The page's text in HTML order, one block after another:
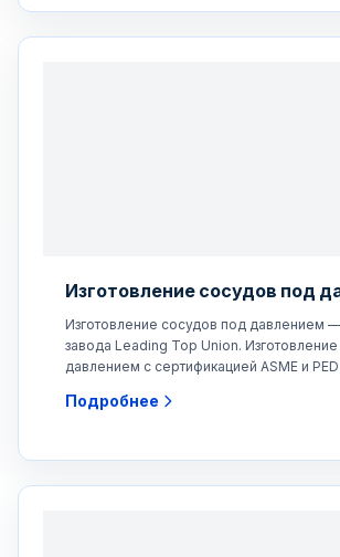
Изготовление сосудов под
Изготовление сосудов под давлением
завода Leading Top Union.
давлением с сертификацией ASME и
Подробнее